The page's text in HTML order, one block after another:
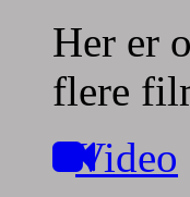
Her er
flere
Video